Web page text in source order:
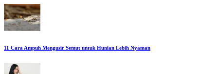
11 Cara Ampuh Mengusir Semut untuk Hunian Lebih Nyaman